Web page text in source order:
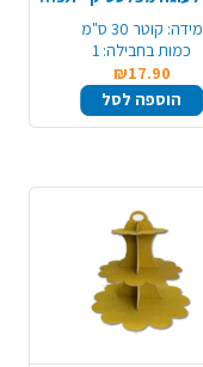
מידה: קוטר 30 ס"מ
כמות בחבילה: 1
₪17.90
הוספה לסל